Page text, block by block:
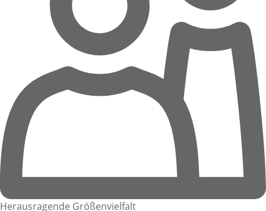
Herausragende Größenvielfalt